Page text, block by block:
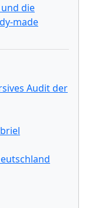
die
made
Audit der